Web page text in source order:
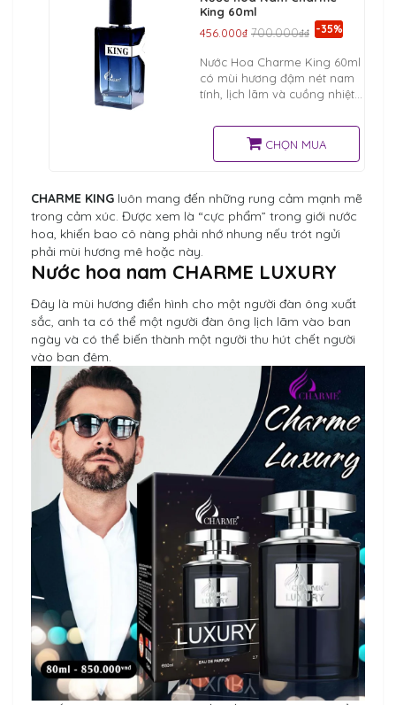
King 60ml
456.000₫ 700.000₫₫ -35%
Nước Hoa Charme King 60ml
có mùi hương đậm nét nam
tính, lịch lãm và cuồng nhiệt
nhàng, ôn hòa. Charme King
sẽ tạo nên 1 cơn nghiện ngay
CHỌN MUA
CHARME KING luôn mang đến những rung cảm mạnh mẽ
trong cảm xúc. Được xem là “cực phẩm” trong giới nước
hoa, khiến bao cô nàng phải nhớ nhung nếu trót ngửi
phải mùi hương mê hoặc này.
Nước hoa nam CHARME LUXURY
Đây là mùi hương điển hình cho một người đàn ông xuất
sắc, anh ta có thể một người đàn ông lịch lãm vào ban
ngày và có thể biến thành một người thu hút chết người
vào ban đêm.